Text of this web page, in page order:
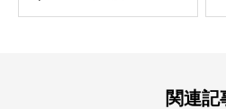
関連記